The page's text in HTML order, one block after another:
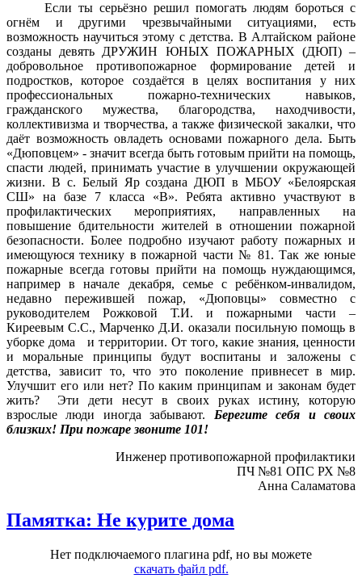
Если ты серьёзно решил помогать людям бороться с
огнём и другими чрезвычайными ситуациями, есть
возможность научиться этому с детства. В Алтайском районе
созданы девять ДРУЖИН ЮНЫХ ПОЖАРНЫХ (ДЮП) –
добровольное противопожарное формирование детей и
подростков, которое создаётся в целях воспитания у них
профессиональных пожарно-технических навыков,
гражданского мужества, благородства, находчивости,
коллективизма и творчества, а также физической закалки, что
даёт возможность овладеть основами пожарного дела. Быть
«Дюповцем» - значит всегда быть готовым прийти на помощь,
спасти людей, принимать участие в улучшении окружающей
жизни. В с. Белый Яр создана ДЮП в МБОУ «Белоярская
СШ» на базе 7 класса «В». Ребята активно участвуют в
профилактических мероприятиях, направленных на
повышение бдительности жителей в отношении пожарной
безопасности. Более подробно изучают работу пожарных и
имеющуюся технику в пожарной части № 81. Так же юные
пожарные всегда готовы прийти на помощь нуждающимся,
например в начале декабря, семье с ребёнком-инвалидом,
недавно пережившей пожар, «Дюповцы» совместно с
руководителем Рожковой Т.И. и пожарными части –
Киреевым С.С., Марченко Д.И. оказали посильную помощь в
уборке дома и территории. От того, какие знания, ценности
и моральные принципы будут воспитаны и заложены с
детства, зависит то, что это поколение привнесет в мир.
Улучшит его или нет? По каким принципам и законам будет
жить? Эти дети несут в своих руках истину, которую
взрослые люди иногда забывают. Берегите себя и своих
близких! При пожаре звоните 101!
Инженер противопожарной профилактики
ПЧ №81 ОПС РХ №8
Анна Саламатова
Памятка: Не курите дома
Нет подключаемого плагина pdf, но вы можете
скачать файл pdf.